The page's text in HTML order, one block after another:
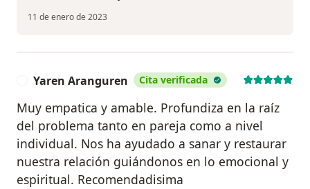
11 de enero de 2023
Yaren Aranguren Cita verificada
Muy empatica y amable. Profundiza en la raíz
del problema tanto en pareja como a nivel
individual. Nos ha ayudado a sanar y restaurar
nuestra relación guiándonos en lo emocional y
espiritual. Recomendadisima